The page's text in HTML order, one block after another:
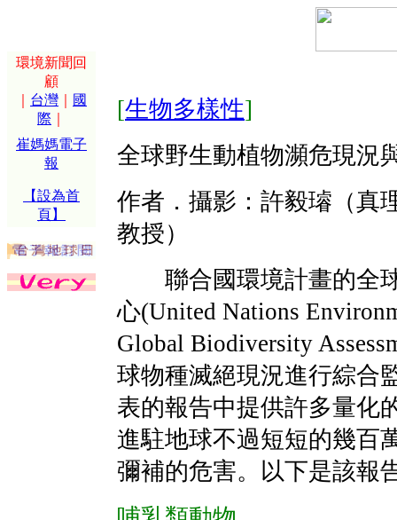
環境新聞回
顧
台灣
國
際
崔媽媽電子
報
【設為首
頁】
[生物多樣性]
全球野生動植物瀕危現況
作者．攝影：許毅璿（真
教授）
聯合國環境計畫的全
心(United Nations
Global Biodiversity
球物種滅絕現況進行綜合
表的報告中提供許多量化
進駐地球不過短短的幾百
彌補的危害。以下是該報